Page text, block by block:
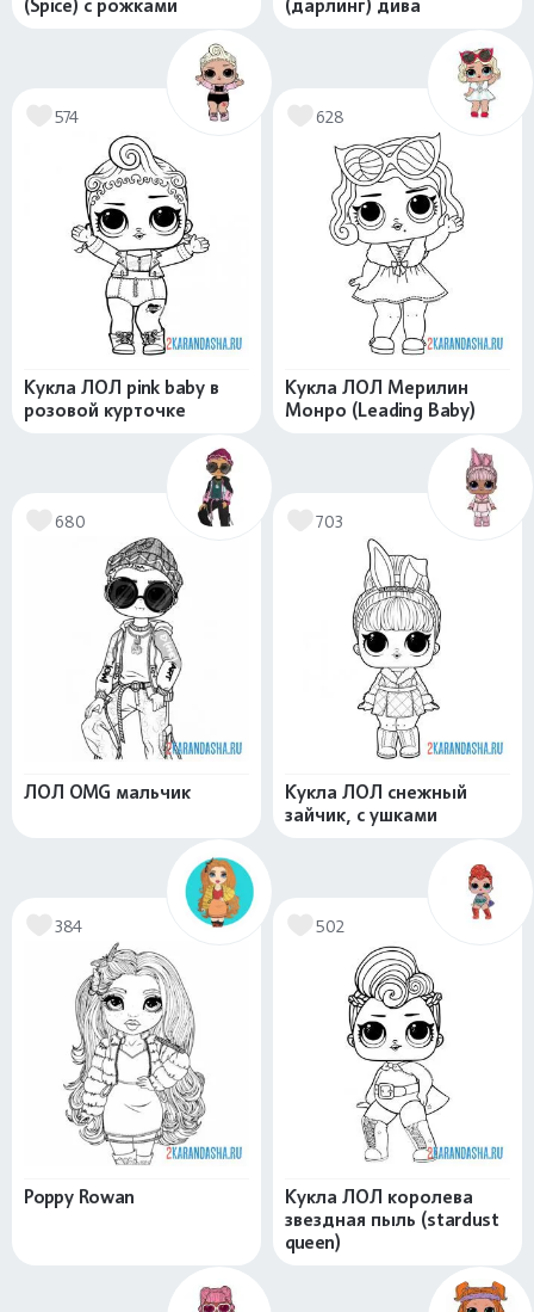
(Spice) с рожками (дарлинг) дива
574
Кукла ЛОЛ pink baby в
розовой курточке
628
Кукла ЛОЛ Мерилин
Монро (Leading Baby)
680
ЛОЛ OMG мальчик
703
Кукла ЛОЛ снежный
зайчик, с ушками
384
Poppy Rowan
502
Кукла ЛОЛ королева
звездная пыль (stardust
queen)